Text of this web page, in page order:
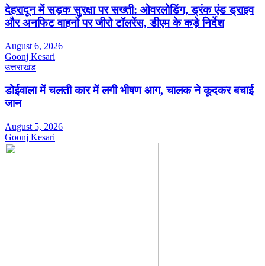
देहरादून में सड़क सुरक्षा पर सख्ती: ओवरलोडिंग, ड्रंक एंड ड्राइव
और अनफिट वाहनों पर जीरो टॉलरेंस, डीएम के कड़े निर्देश
August 6, 2026
Goonj Kesari
उत्तराखंड
डोईवाला में चलती कार में लगी भीषण आग, चालक ने कूदकर बचाई
जान
August 5, 2026
Goonj Kesari